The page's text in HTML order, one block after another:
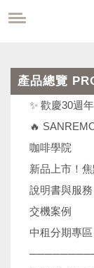
產品總覽
✨ 歡慶30週
🔥
咖啡學院
新品上市！
說明書與服務
交機案例
中租分期專區